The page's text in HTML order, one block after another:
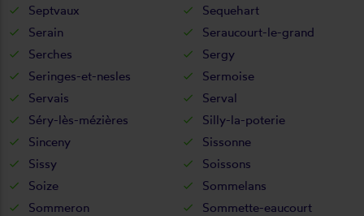
Septvaux
Sequehart
Serain
Seraucourt-le-grand
Serches
Sergy
Seringes-et-nesles
Sermoise
Servais
Serval
Séry-lès-mézières
Silly-la-poterie
Sinceny
Sissonne
Sissy
Soissons
Soize
Sommelans
Sommeron
Sommette-eaucourt